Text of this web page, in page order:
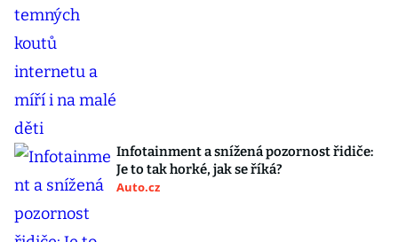
Infotainment a snížená pozornost řidiče:
Je to tak horké, jak se říká?
Auto.cz